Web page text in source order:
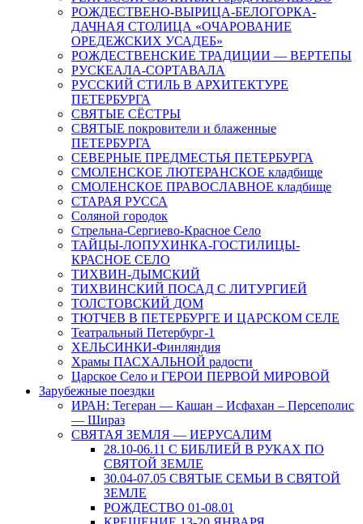
РОЖДЕСТВЕНО-ВЫРИЦА-БЕЛОГОРКА-
ДАЧНАЯ СТОЛИЦА «ОЧАРОВАНИЕ
ОРЕДЕЖСКИХ УСАДЕБ»
РОЖДЕСТВЕНСКИЕ ТРАДИЦИИ — ВЕРТЕПЫ
РУСКЕАЛА-СОРТАВАЛА
РУССКИЙ СТИЛЬ В АРХИТЕКТУРЕ
ПЕТЕРБУРГА
СВЯТЫЕ СЁСТРЫ
СВЯТЫЕ покровители и блаженные
ПЕТЕРБУРГА
СЕВЕРНЫЕ ПРЕДМЕСТЬЯ ПЕТЕРБУРГА
СМОЛЕНСКОЕ ЛЮТЕРАНСКОЕ кладбище
СМОЛЕНСКОЕ ПРАВОСЛАВНОЕ кладбище
СТАРАЯ РУССА
Соляной городок
Стрельна-Сергиево-Красное Село
ТАЙЦЫ-ЛОПУХИНКА-ГОСТИЛИЦЫ-
КРАСНОЕ СЕЛО
ТИХВИН-ДЫМСКИЙ
ТИХВИНСКИЙ ПОСАД С ЛИТУРГИЕЙ
ТОЛСТОВСКИЙ ДОМ
ТЮТЧЕВ В ПЕТЕРБУРГЕ И ЦАРСКОМ СЕЛЕ
Театральный Петербург-1
ХЕЛЬСИНКИ-Финляндия
Храмы ПАСХАЛЬНОЙ радости
Царское Село и ГЕРОИ ПЕРВОЙ МИРОВОЙ
Зарубежные поездки
ИРАН: Тегеран — Кашан – Исфахан – Персеполис
— Шираз
СВЯТАЯ ЗЕМЛЯ — ИЕРУСАЛИМ
28.10-06.11 С БИБЛИЕЙ В РУКАХ ПО
СВЯТОЙ ЗЕМЛЕ
30.04-07.05 СВЯТЫЕ СЕМЬИ В СВЯТОЙ
ЗЕМЛЕ
РОЖДЕСТВО 01-08.01